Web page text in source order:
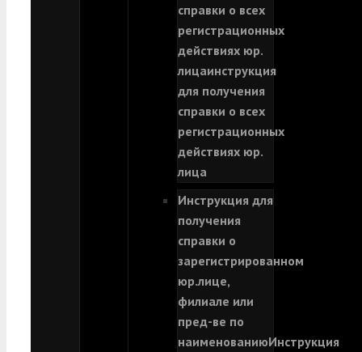
справки о всех
регистрационных
действиях юр.
лицаинструкция
для получения
справки о всех
регистрационных
действиях юр.
лица
Инструкция для
получения
справки о
зарегистрированном
юр.лице,
филиале или
пред-ве по
наименованиюИнструкция